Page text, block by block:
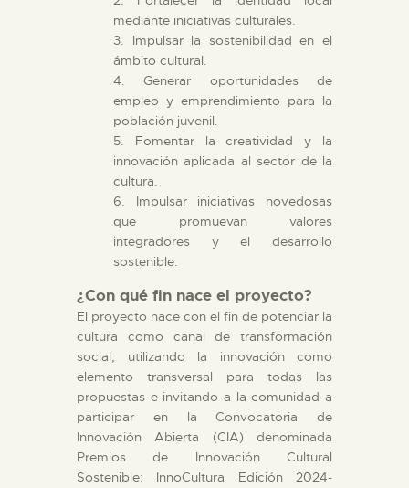
mediante iniciativas culturales.
3. Impulsar la sostenibilidad en el
ámbito cultural.
4. Generar oportunidades de
empleo y emprendimiento para la
población juvenil.
5. Fomentar la creatividad y la
innovación aplicada al sector de la
cultura.
6. Impulsar iniciativas novedosas
que promuevan valores
integradores y el desarrollo
sostenible.
¿Con qué fin nace el proyecto?
El proyecto nace con el fin de potenciar la
cultura como canal de transformación
social, utilizando la innovación como
elemento transversal para todas las
propuestas e invitando a la comunidad a
participar en la Convocatoria de
Innovación Abierta (CIA) denominada
Premios de Innovación Cultural
Sostenible: InnoCultura Edición 2024-